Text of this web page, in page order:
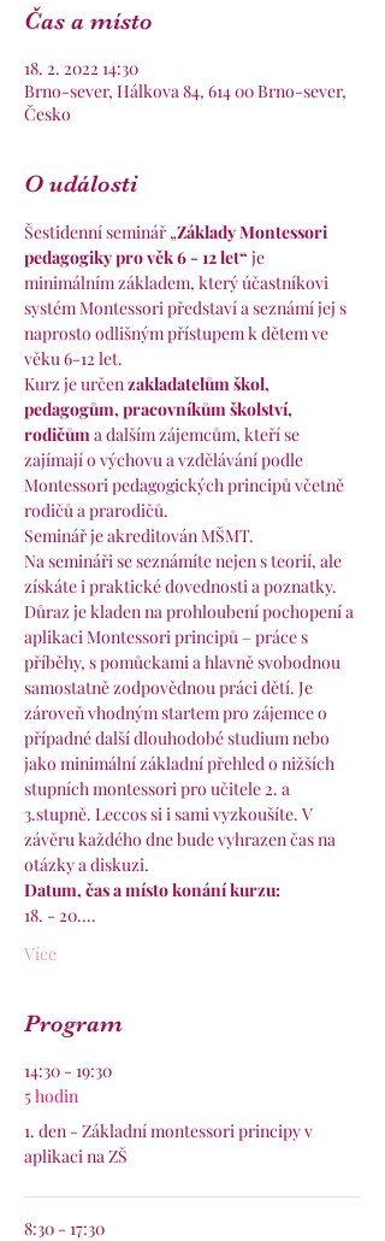
Čas a místo
18. 2. 2022 14:30
Brno-sever, Hálkova 84, 614 00 Brno-sever,
Česko
O události
Šestidenní seminář „Základy Montessori
pedagogiky pro věk 6 - 12 let“ je
minimálním základem, který účastníkovi
systém Montessori představí a seznámí jej s
naprosto odlišným přístupem k dětem ve
věku 6-12 let.
Kurz je určen zakladatelům škol,
pedagogům, pracovníkům školství,
rodičům a dalším zájemcům, kteří se
zajímají o výchovu a vzdělávání podle
Montessori pedagogických principů včetně
rodičů a prarodičů.
Seminář je akreditován MŠMT.
Na semináři se seznámíte nejen s teorií, ale
získáte i praktické dovednosti a poznatky.
Důraz je kladen na prohloubení pochopení a
aplikaci Montessori principů – práce s
příběhy, s pomůckami a hlavně svobodnou
samostatně zodpovědnou práci dětí. Je
zároveň vhodným startem pro zájemce o
případné další dlouhodobé studium nebo
jako minimální základní přehled o nižších
stupních montessori pro učitele 2. a
3.stupně. Leccos si i sami vyzkoušíte. V
závěru každého dne bude vyhrazen čas na
otázky a diskuzi.
Datum, čas a místo konání kurzu:
18. - 20.…
Více
Program
14:30 - 19:30
5 hodin
1. den - Základní montessori principy v
aplikaci na ZŠ
8:30 - 17:30